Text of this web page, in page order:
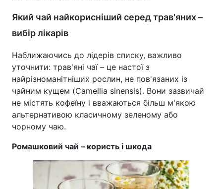
Який чай найкорисніший серед трав'яних –
вибір лікарів
Наближаючись до лідерів списку, важливо
уточнити: трав'яні чаї – це настої з
найрізноманітніших рослин, не пов'язаних із
чайним кущем (Camellia sinensis). Вони зазвичай
не містять кофеїну і вважаються більш м'якою
альтернативою класичному зеленому або
чорному чаю.
Ромашковий чай – користь і шкода